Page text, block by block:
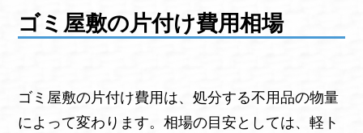
ゴミ屋敷の片付け費用相場
ゴミ屋敷の片付け費用は、処分する不用品の物量
によって変わります。相場の目安としては、軽ト